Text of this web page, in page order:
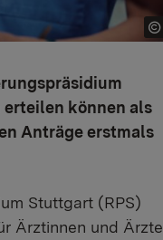
können als
Anträge erstmals
Stuttgart (RPS)
Ärztinnen und Ärzte